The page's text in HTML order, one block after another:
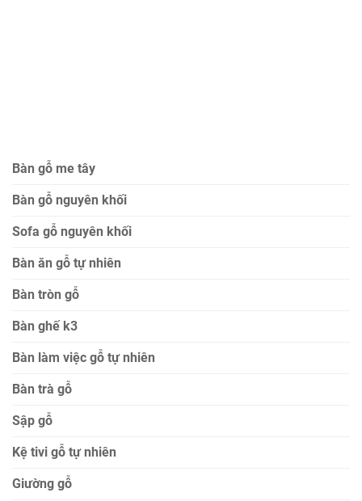
Bàn gỗ me tây
Bàn gỗ nguyên khối
Sofa gỗ nguyên khối
Bàn ăn gỗ tự nhiên
Bàn tròn gỗ
Bàn ghế k3
Bàn làm việc gỗ tự nhiên
Bàn trà gỗ
Sập gỗ
Kệ tivi gỗ tự nhiên
Giường gỗ